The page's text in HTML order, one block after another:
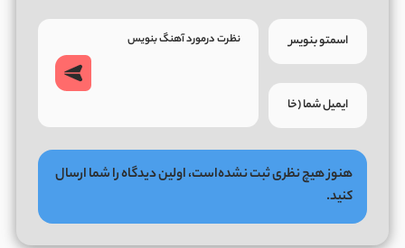
هنوز هیچ نظری ثبت نشده‌است، اولین دیدگاه را شما ارسال
کنید.